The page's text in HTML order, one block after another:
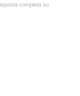
completa su